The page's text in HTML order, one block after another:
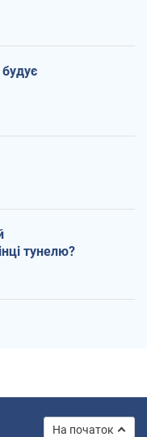
тунелю?
На початок